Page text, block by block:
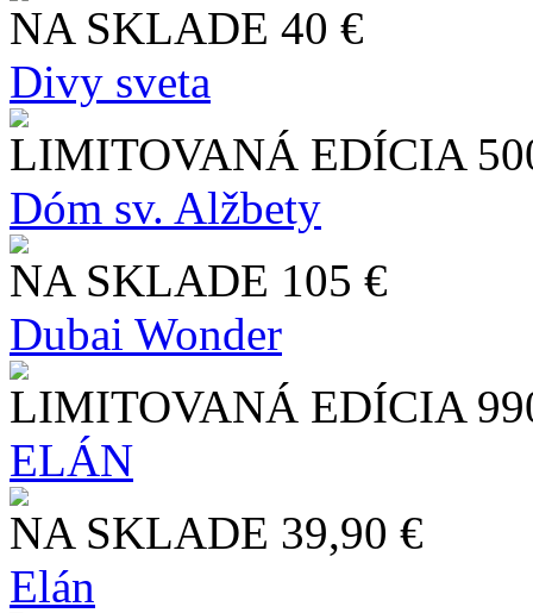
NA SKLADE 40 €
Divy sveta
LIMITOVANÁ EDÍCIA
Dóm sv. Alžbety
NA SKLADE 105 €
Dubai Wonder
LIMITOVANÁ EDÍCIA
ELÁN
NA SKLADE 39,90 €
Elán